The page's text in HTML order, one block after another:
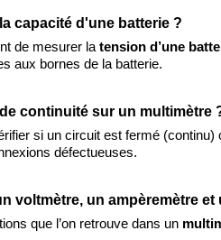
capacité d'une batterie ?
de mesurer la tension d’une
aux bornes de la batterie.
continuité sur un multimètre
si un circuit est fermé
défectueuses.
voltmètre, un ampèremètre et
que l’on retrouve dans un